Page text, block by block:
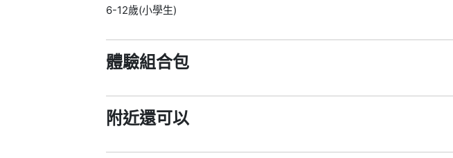
6-12歲(小學生)
體驗組合包
附近還可以